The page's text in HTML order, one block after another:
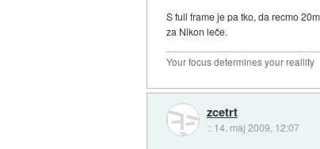
S full frame je pa tko, da recmo
za Nikon leče.
Your focus determines your reallity
zcetrt
:: 14. maj 2009, 12:07